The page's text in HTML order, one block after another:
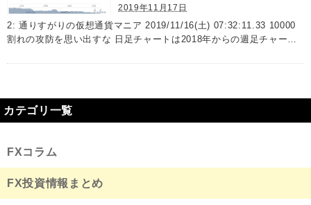
2019年11月17日
2: 通りすがりの仮想通貨マニア 2019/11/16(土) 07:32:11.33 10000
割れの攻防を思い出すな 日足チャートは2018年からの週足チャー…
カテゴリ一覧
FXコラム
FX投資情報まとめ